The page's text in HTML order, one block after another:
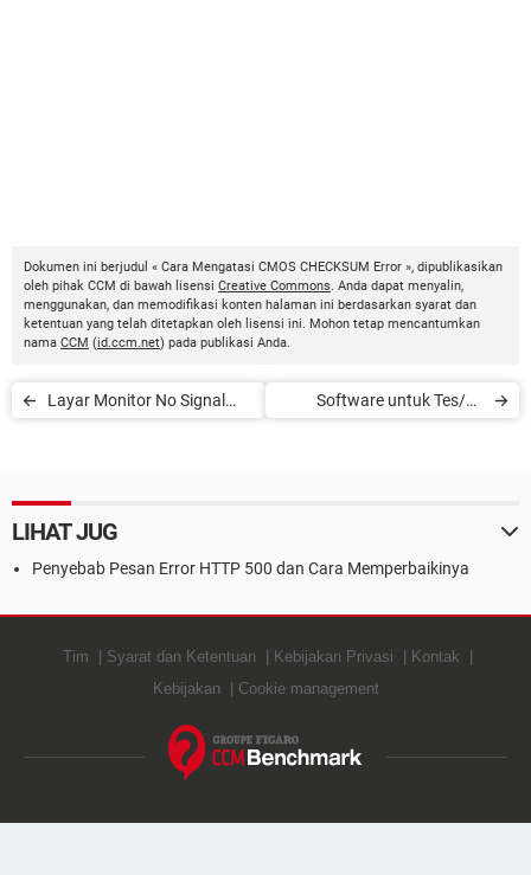
Dokumen ini berjudul « Cara Mengatasi CMOS CHECKSUM Error », dipublikasikan
oleh pihak CCM di bawah lisensi Creative Commons. Anda dapat menyalin,
menggunakan, dan memodifikasi konten halaman ini berdasarkan syarat dan
ketentuan yang telah ditetapkan oleh lisensi ini. Mohon tetap mencantumkan
nama CCM (id.ccm.net) pada publikasi Anda.
Layar Monitor No Signal
Software untuk Tes/Uji
LIHAT JUG
Penyebab Pesan Error HTTP 500 dan Cara Memperbaikinya
Tim Syarat dan Ketentuan Kebijakan Privasi
Kontak
Kebijakan
Cookie management